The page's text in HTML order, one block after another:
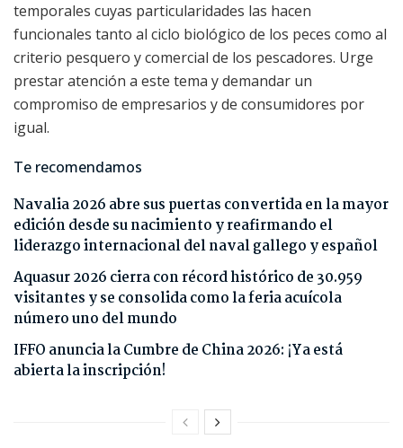
temporales cuyas particularidades las hacen
funcionales tanto al ciclo biológico de los peces como al
criterio pesquero y comercial de los pescadores. Urge
prestar atención a este tema y demandar un
compromiso de empresarios y de consumidores por
igual.
Te recomendamos
Navalia 2026 abre sus puertas convertida en la mayor
edición desde su nacimiento y reafirmando el
liderazgo internacional del naval gallego y español
Aquasur 2026 cierra con récord histórico de 30.959
visitantes y se consolida como la feria acuícola
número uno del mundo
IFFO anuncia la Cumbre de China 2026: ¡Ya está
abierta la inscripción!